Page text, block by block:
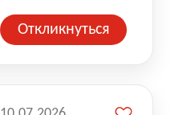
Откликнуться